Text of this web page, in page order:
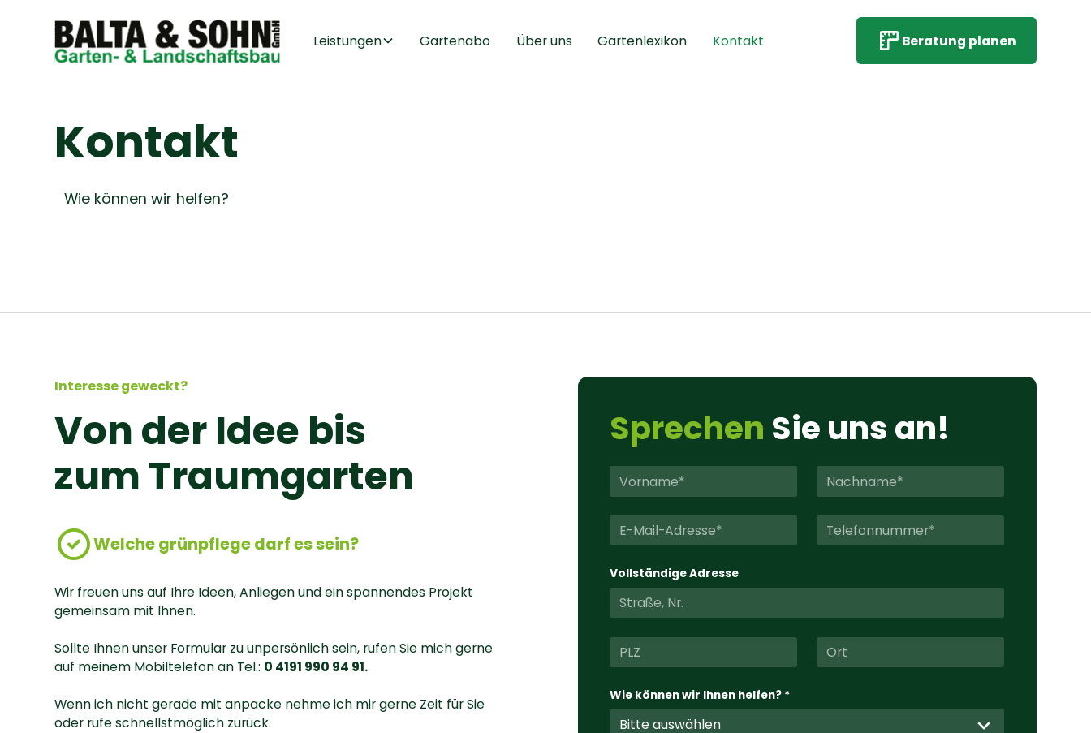
Leistungen Gartenabo Über uns Gartenlexikon Kontakt Beratung planen
Kontakt
Wie können wir helfen?
Interesse geweckt?
Von der Idee bis
zum Traumgarten
Welche grünpflege darf es sein?
Wir freuen uns auf Ihre Ideen, Anliegen und ein spannendes Projekt
gemeinsam mit Ihnen.
Sollte Ihnen unser Formular zu unpersönlich sein, rufen Sie mich gerne
auf meinem Mobiltelefon an Tel.: 0 4191 990 94 91.
Wenn ich nicht gerade mit anpacke nehme ich mir gerne Zeit für Sie
oder rufe schnellstmöglich zurück.
Sprechen Sie uns an!
Vollständige Adresse
Wie können wir Ihnen helfen? *